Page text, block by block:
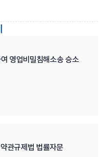
영업비밀침해소송 승소
관규제법 법률자문